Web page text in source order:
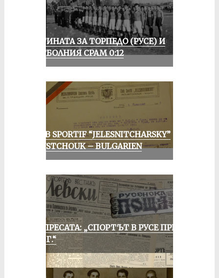
ИСТИНАТА ЗА ТОРПЕДО (РУСЕ) И
ФУТБОЛНИЯ СРАМ 0:12
CLUB SPORTIF “JELESNITCHARSKY”
ROUSTCHOUK – BULGARIEN
ОТ ПРЕСАТА: „СПОРТЪТ В РУСЕ ПРЕЗ
1935 Г.“